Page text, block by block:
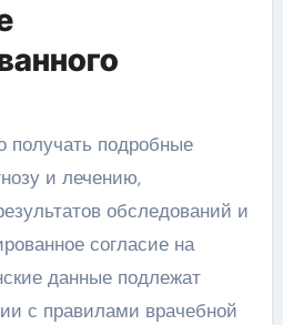
получать подробные
и лечению,
обследований и
согласие на
данные подлежат
с правилами врачебной